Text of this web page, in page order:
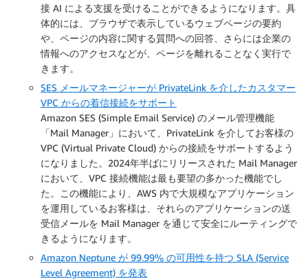
接 AI による支援を受けることができるようになります。具
体的には、ブラウザで表示しているウェブページの要約
や、ページの内容に関する質問への回答、さらには企業の
情報へのアクセスなどが、ページを離れることなく実行で
きます。
SES メールマネージャーが PrivateLink を介したカスタマー
VPC からの着信接続をサポート
Amazon SES (Simple Email Service) のメール管理機能
「Mail Manager」において、PrivateLink を介してお客様の
VPC (Virtual Private Cloud) からの接続をサポートするよう
になりました。2024年半ばにリリースされた Mail Manager
において、VPC 接続機能は最も要望の多かった機能でし
た。この機能により、AWS 内で大規模なアプリケーション
を運用しているお客様は、それらのアプリケーションの送
受信メールを Mail Manager を通じて安全にルーティングで
きるようになります。
Amazon Neptune が 99.99% の可用性を持つ SLA (Service
Level Agreement) を発表